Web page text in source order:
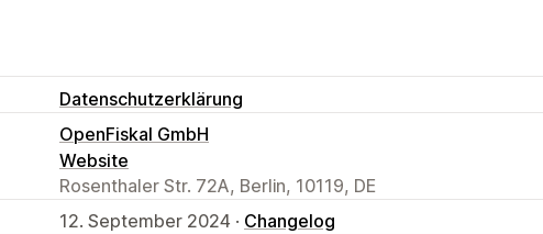
Datenschutzerklärung
OpenFiskal GmbH
Website
Rosenthaler Str. 72A, Berlin, 10119, DE
12. September 2024 · Changelog